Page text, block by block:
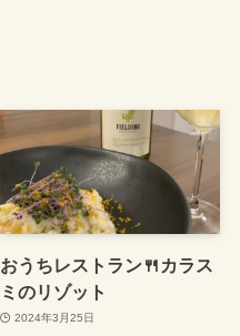
おうちレストラン🍴カラス
ミのリゾット
2024年3月25日